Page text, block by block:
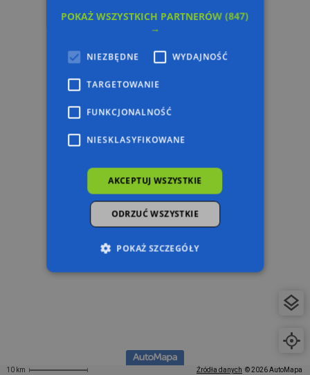
10 km Źródła danych © 2026 AutoMapa
POKAŻ WSZYSTKICH PARTNERÓW(847)
→
NIEZBĘDNE WYDAJNOŚĆ
TARGETOWANIE
FUNKCJONALNOŚĆ
NIESKLASYFIKOWANE
AKCEPTUJ WSZYSTKIE
ODRZUĆ WSZYSTKIE
POKAŻ SZCZEGÓŁY
podstawowych funkcji strony internetowej,
takich jak logowanie użytkownika i zarządzanie